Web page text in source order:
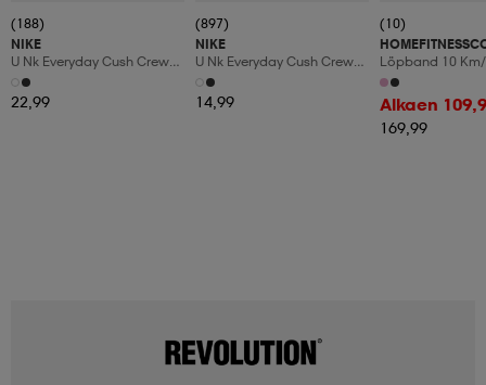
(188)
NIKE
U Nk Everyday Cush Crew
6pr-Bd
22,99
(897)
NIKE
U Nk Everyday Cush Crew
3pr
14,99
(10)
Löpband 10
Manuaalinen
Led-Display
Alkaen
169,99